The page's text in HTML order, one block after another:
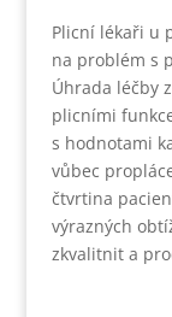
Plicní lékaři u
na problém s
Úhrada léčby
plicními
s hodnotami
vůbec
čtvrtina
výrazných
zkvalitnit a